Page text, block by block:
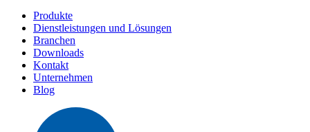
Produkte
Dienstleistungen und Lösungen
Branchen
Downloads
Kontakt
Unternehmen
Blog